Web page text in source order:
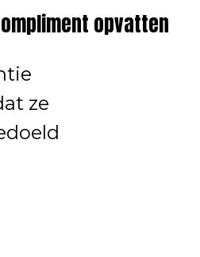
opvatten
ze